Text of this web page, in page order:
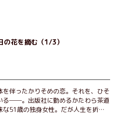
の花を摘む（1/3）
伴ったかりそめの恋。それを、ひそ
る──。出版社に勤めるかたわら茶道
51歳の独身女性。だが人生を折り